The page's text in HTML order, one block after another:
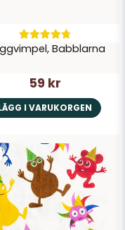
Babblarna
59 kr
I VARUKORGEN